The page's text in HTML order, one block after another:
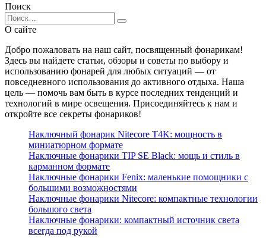
Поиск
Search
for:
О сайте
Добро пожаловать на наш сайт, посвященный фонарикам!
Здесь вы найдете статьи, обзоры и советы по выбору и
использованию фонарей для любых ситуаций — от
повседневного использования до активного отдыха. Наша
цель — помочь вам быть в курсе последних тенденций и
технологий в мире освещения. Присоединяйтесь к нам и
откройте все секреты фонариков!
Наключный фонарик Nitecore T4K: мощность в
миниатюрном формате
Наключные фонарики TIP SE Black: мощь и стиль в
карманном формате
Наключные фонарики Fenix: маленькие помощники с
большими возможностями
Наключные фонарики Nitecore: компактные технологии
большого света
Наключные фонарики: компактный источник света
всегда под рукой